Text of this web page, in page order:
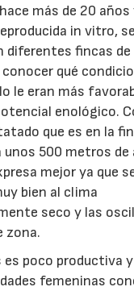
más de 20 años
in vitro,
diferentes fincas de
conocer qué
le eran más
enológico.
que es en la
unos 500 metros de
mejor ya que
bien al clima
seco y las
zona.
es poco productiva
femeninas